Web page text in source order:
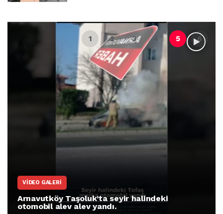
VIDEO GALERI
Arnavutköy Taşoluk’ta seyir halindeki
otomobil alev alev yandı.